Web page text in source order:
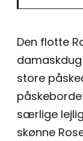
Den flotte
store
særlige
skønne